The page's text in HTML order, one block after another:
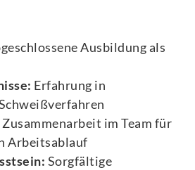
Ausbildung als
Erfahrung in
Zusammenarbeit im Team für
Arbeitsablauf
Sorgfältige